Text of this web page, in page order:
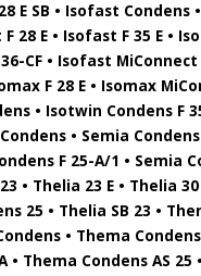
E SB • Isofast Condens
F 28 E • Isofast F 35 E •
CF • Isofast MiConnect
F 28 E • Isomax
• Isotwin Condens F
• Semia
F 25-A/1 • Semia
• Thelia 23 E • Thelia
25 • Thelia SB 23 •
• Thema
• Thema Condens AS 25